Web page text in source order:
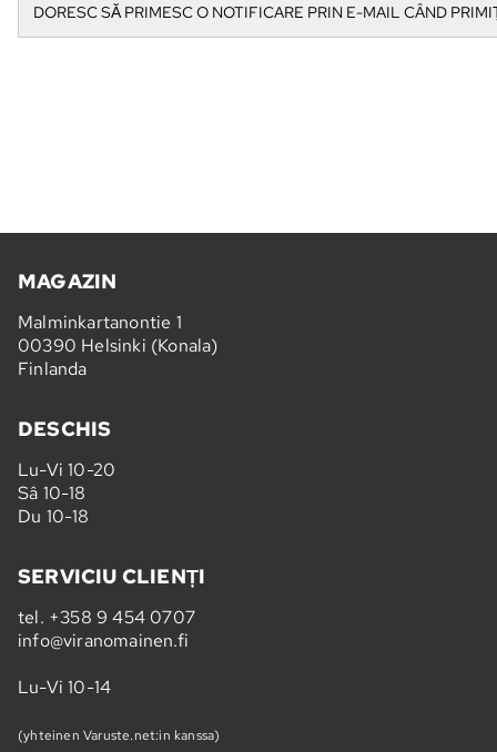
MAGAZIN
Malminkartanontie 1
00390 Helsinki (Konala)
Finlanda
DESCHIS
Lu-Vi 10-20
Sâ 10-18
Du 10-18
SERVICIU CLIENȚI
tel. +358 9 454 0707
info@viranomainen.fi
Lu-Vi 10-14
(yhteinen Varuste.net:in kanssa)